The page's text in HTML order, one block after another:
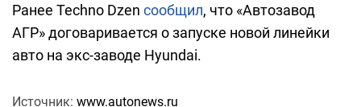
Ранее Techno Dzen сообщил, что «Автозавод
АГР» договаривается о запуске новой линейки
авто на экс-заводе Hyundai.
Источник: www.autonews.ru